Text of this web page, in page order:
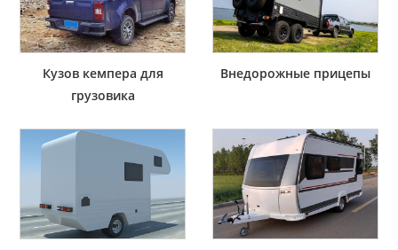
Кузов кемпера для
грузовика
Внедорожные прицепы